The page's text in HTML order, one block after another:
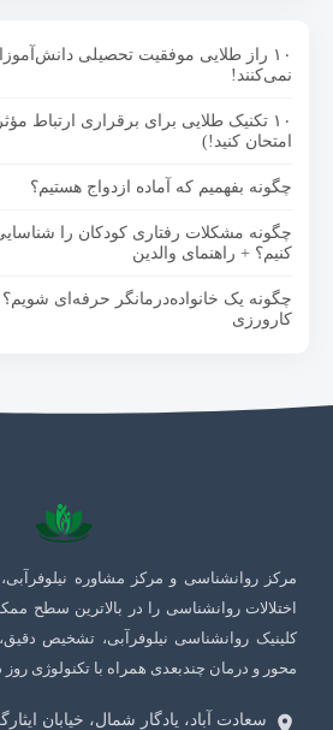
۱۰ راز طلایی موفقیت تحصیلی
نمی‌کنند!
۱۰ تکنیک طلایی برای برقراری ارتباط
امتحان کنید!)
چگونه بفهمیم که آماده ازدواج هستیم؟
چگونه مشکلات رفتاری کودکان را
کنیم؟ + راهنمای والدین
چگونه یک خانواده‌درمانگر حرفه‌ای
کارورزی
مرکز روانشناسی و مرکز مشاوره
اختلالات روانشناسی را در بالاترین سطح
کلینیک روانشناسی نیلوفرآبی، تشخیص
محور و درمان چندبعدی همراه با تکنولوژی
سعادت آباد، یادگار شمال، خیابان